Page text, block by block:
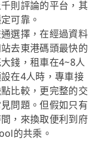
則評論的平台，其
可靠。
選擇，在經過資料
去東港碼頭最快的
錢，租車在4~8人
在4人時，專車接
比較，更完整的交
問題。但假如只有
，來換取便利到府
的共乘。